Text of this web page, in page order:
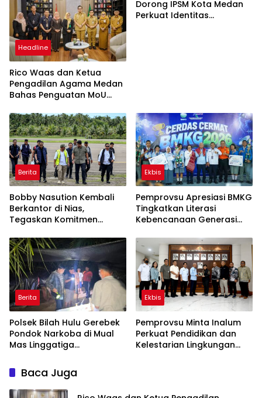
Headline
Rico Waas dan Ketua
Pengadilan Agama Medan
Bahas Penguatan MoU
dan Perempuan Pasca
Perceraian ASN
Dorong IPSM Kota Medan
Perkuat Identitas
Berita
Bobby Nasution Kembali
Berkantor di Nias,
Tegaskan Komitmen
Kepulauan Nias
Ekbis
Pemprovsu Apresiasi BMKG
Tingkatkan Literasi
Kebencanaan Generasi
Berita
Polsek Bilah Hulu Gerebek
Pondok Narkoba di Mual
Mas Linggatiga
Ekbis
Pemprovsu Minta Inalum
Perkuat Pendidikan dan
Kelestarian Lingkungan
Baca Juga